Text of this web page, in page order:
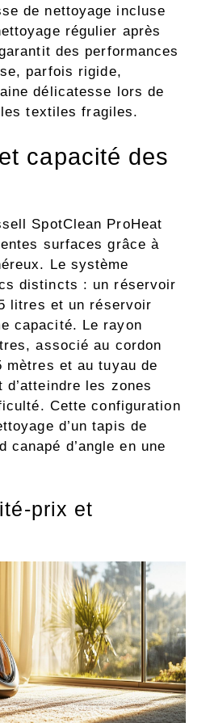
de nettoyage incluse
régulier après
des performances
parfois rigide,
délicatesse lors de
textiles fragiles.
capacité des
SpotClean ProHeat
surfaces grâce à
Le système
distincts : un réservoir
litres et un réservoir
capacité. Le rayon
associé au cordon
mètres et au tuyau de
d’atteindre les zones
Cette configuration
d’un tapis de
canapé d’angle en une
prix et